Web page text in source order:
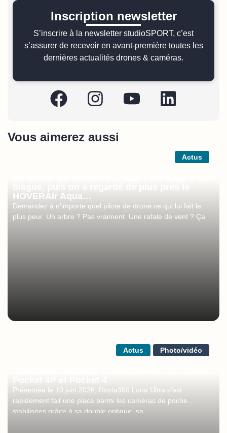
Inscription newsletter
S’inscrire à la newsletter studioSPORT, c’est
s’assurer de recevoir en avant-première toutes les
dernières actualités drones & caméras.
Vous aimerez aussi
Actus
HOVERAir Aqua…
Demandez à n’importe quel pilote de drone ce qui lui fait le
plus peur. Un arbre ? Pas vraiment. Une rafale de vent ? Ça
Actus Photo/vidéo
Présentée le 10 juin 2026, l’Insta360 Luna Ultra s’est
rapidement fait une place parmi les caméras de poche
stabilisées grâce à sa double optique, sa